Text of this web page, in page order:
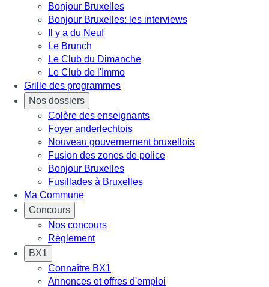
Bonjour Bruxelles
Bonjour Bruxelles: les interviews
Il y a du Neuf
Le Brunch
Le Club du Dimanche
Le Club de l'Immo
Grille des programmes
Nos dossiers
Colère des enseignants
Foyer anderlechtois
Nouveau gouvernement bruxellois
Fusion des zones de police
Bonjour Bruxelles
Fusillades à Bruxelles
Ma Commune
Concours
Nos concours
Règlement
BX1
Connaître BX1
Annonces et offres d'emploi